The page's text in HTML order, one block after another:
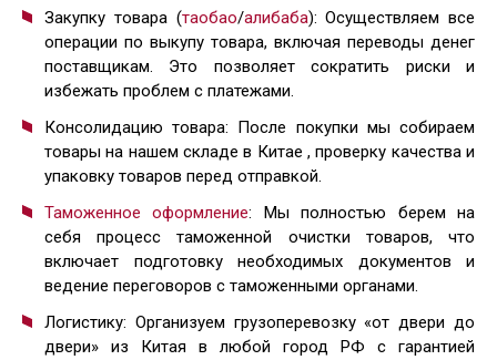
Закупку товара (таобао/алибаба): Осуществляем все
операции по выкупу товара, включая переводы денег
поставщикам. Это позволяет сократить риски и
избежать проблем с платежами.
Консолидацию товара: После покупки мы собираем
товары на нашем складе в Китае , проверку качества и
упаковку товаров перед отправкой.
Таможенное оформление: Мы полностью берем на
себя процесс таможенной очистки товаров, что
включает подготовку необходимых документов и
ведение переговоров с таможенными органами.
Логистику: Организуем грузоперевозку «от двери до
двери» из Китая в любой город РФ с гарантией